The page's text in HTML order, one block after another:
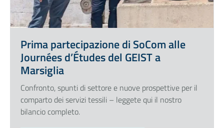
Prima partecipazione di SoCom alle
Journées d’Études del GEIST a
Marsiglia
Confronto, spunti di settore e nuove prospettive per il
comparto dei servizi tessili – leggete qui il nostro
bilancio completo.